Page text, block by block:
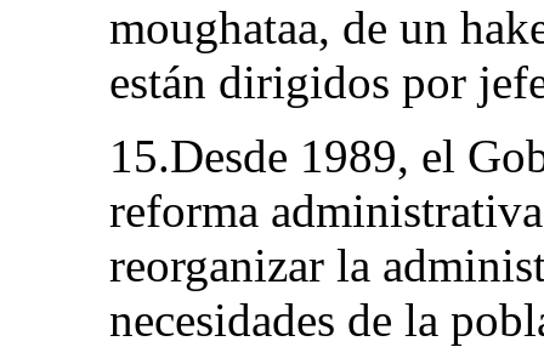
moughataa, de un
están dirigidos por
15.Desde 1989, el
reforma
reorganizar la
necesidades de la